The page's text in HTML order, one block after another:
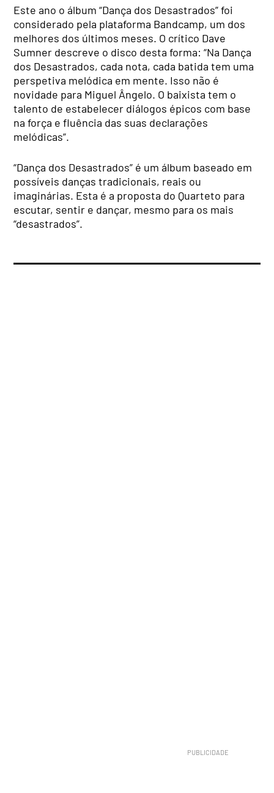
Este ano o álbum “Dança dos Desastrados” foi
considerado pela plataforma Bandcamp, um dos
melhores dos últimos meses. O crítico Dave
Sumner descreve o disco desta forma: “Na Dança
dos Desastrados, cada nota, cada batida tem uma
perspetiva melódica em mente. Isso não é
novidade para Miguel Ângelo. O baixista tem o
talento de estabelecer diálogos épicos com base
na força e fluência das suas declarações
melódicas”.
“Dança dos Desastrados” é um álbum baseado em
possíveis danças tradicionais, reais ou
imaginárias. Esta é a proposta do Quarteto para
escutar, sentir e dançar, mesmo para os mais
“desastrados”.